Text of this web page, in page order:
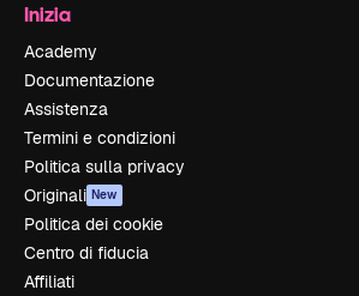
Inizia
Academy
Documentazione
Assistenza
Termini e condizioni
Politica sulla privacy
Originali New
Politica dei cookie
Centro di fiducia
Affiliati